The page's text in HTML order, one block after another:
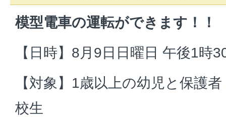
模型電車の運転ができます！！
【日時】8月9日日曜日 午後1時
【対象】1歳以上の幼児と保護
校生